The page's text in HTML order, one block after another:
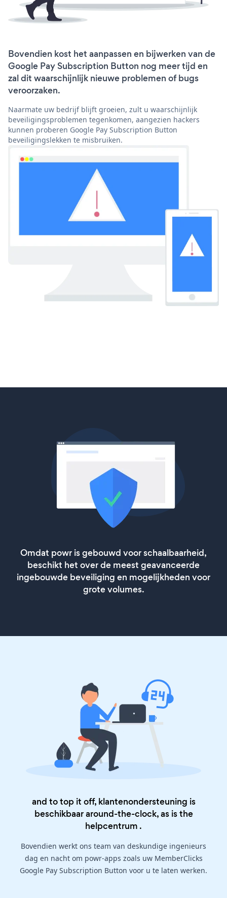
Bovendien kost het aanpassen en bijwerken van de
Google Pay Subscription Button nog meer tijd en
zal dit waarschijnlijk nieuwe problemen of bugs
veroorzaken.
Naarmate uw bedrijf blijft groeien, zult u waarschijnlijk
beveiligingsproblemen tegenkomen, aangezien hackers
kunnen proberen Google Pay Subscription Button
beveiligingslekken te misbruiken.
Omdat powr is gebouwd voor schaalbaarheid,
beschikt het over de meest geavanceerde
ingebouwde beveiliging en mogelijkheden voor
grote volumes.
and to top it off, klantenondersteuning is
beschikbaar around-the-clock, as is the
helpcentrum .
Bovendien werkt ons team van deskundige ingenieurs
dag en nacht om powr-apps zoals uw MemberClicks
Google Pay Subscription Button voor u te laten werken.